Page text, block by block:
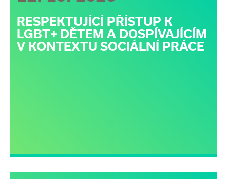
RESPEKTUJÍCÍ PŘÍSTUP K
LGBT+ DĚTEM A DOSPÍVAJÍCÍM
V KONTEXTU SOCIÁLNÍ PRÁCE